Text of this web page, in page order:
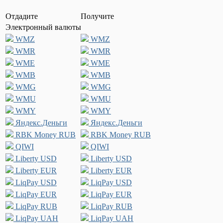
Отдадите
Получите
Электронный валюты
WMZ
WMZ
WMR
WMR
WME
WME
WMB
WMB
WMG
WMG
WMU
WMU
WMY
WMY
Яндекс.Деньги
Яндекс.Деньги
RBK Money RUB
RBK Money RUB
QIWI
QIWI
Liberty USD
Liberty USD
Liberty EUR
Liberty EUR
LiqPay USD
LiqPay USD
LiqPay EUR
LiqPay EUR
LiqPay RUB
LiqPay RUB
LiqPay UAH
LiqPay UAH